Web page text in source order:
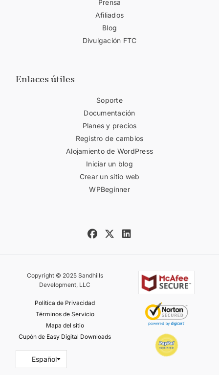
Prensa
Afiliados
Blog
Divulgación FTC
Enlaces útiles
Soporte
Documentación
Planes y precios
Registro de cambios
Alojamiento de WordPress
Iniciar un blog
Crear un sitio web
WPBeginner
Copyright © 2025 Sandhills
Development, LLC
Política de Privacidad
Términos de Servicio
Mapa del sitio
Cupón de Easy Digital Downloads